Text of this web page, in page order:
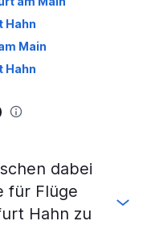
Hahn
Main
Hahn
dabei
für Flüge
Hahn zu